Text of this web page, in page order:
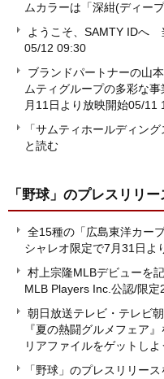
ムカラーは「深紺(ディー
ようこそ、SAMTY IDへ
05/12 09:30
ブランドパートナーの山
ムティグループの多彩な
月11日より放映開始05/11
「サムティホールディン
と読む
「野球」 のプレスリリー
全15種の「広島東洋カー
シャレオ限定で7月31日よ
村上宗隆MLBデビューを
MLB Players Inc.公認/限定
朝日放送テレビ・テレビ
『夏の熱闘グルメフェア
リアファイルをゲットしよ
「野球」のプレスリリー